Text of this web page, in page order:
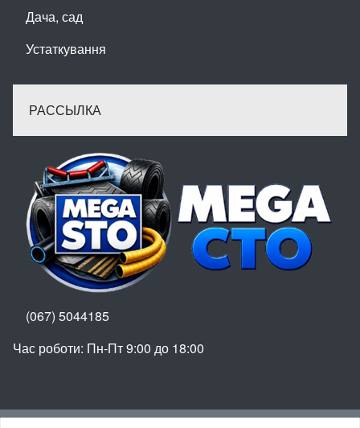
Дача, сад
Устаткування
РАССЫЛКА
(067) 5044185
Час роботи: Пн-Пт 9:00 до 18:00